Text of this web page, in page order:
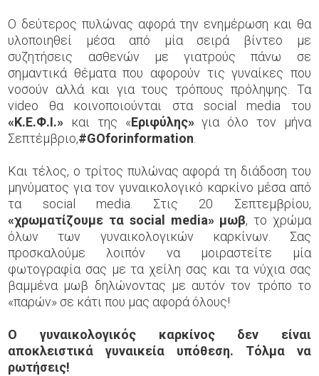
Ο δεύτερος πυλώνας αφορά την ενημέρωση και θα
υλοποιηθεί μέσα από μία σειρά βίντεο με
συζητήσεις ασθενών με γιατρούς πάνω σε
σημαντικά θέματα που αφορούν τις γυναίκες που
νοσούν αλλά και για τους τρόπους πρόληψης. Τα
video θα κοινοποιούνται στα social media του
«Κ.Ε.Φ.Ι.» και της «Εριφύλης»για όλο τον μήνα
Σεπτέμβριο,#GOforinformation.
Και τέλος, ο τρίτος πυλώνας αφορά τη διάδοση του
μηνύματος για τον γυναικολογικό καρκίνο μέσα από
τα social media. Στις 20 Σεπτεμβρίου,
«χρωματίζουμε τα social media» μωβ, το χρώμα
όλων των γυναικολογικών καρκίνων. Σας
προσκαλούμε λοιπόν να μοιραστείτε μία
φωτογραφία σας με τα χείλη σας και τα νύχια σας
βαμμένα μωβ δηλώνοντας με αυτόν τον τρόπο το
«παρών» σε κάτι που μας αφορά όλους!
Ο γυναικολογικός καρκίνος δεν είναι
αποκλειστικά γυναικεία υπόθεση. Τόλμα να
ρωτήσεις!